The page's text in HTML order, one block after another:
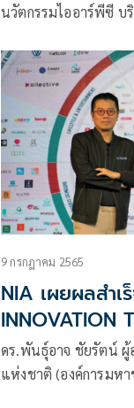
นวัตกรรมไออาร์พีซี บ
ประกาศนียบัตรเชิดชูเกี
9 กรกฎาคม 2565
NIA เผยผลสำเ
INNOVATION
2022 พร้อมประ
2023 อีเว้นท์จ
ดร.พันธุ์อาจ ชัยรัตน์ ผู้
แห่งชาติ (องค์การมหา